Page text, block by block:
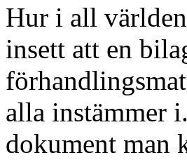
Hur i all
insett att en
alla instämmer
dokument man